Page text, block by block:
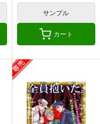
サンプル
カート